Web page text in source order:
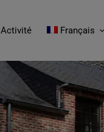
Activité Français